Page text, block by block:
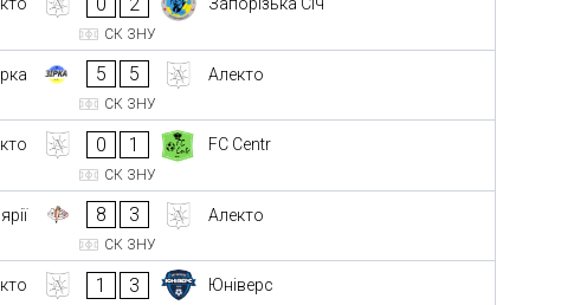
СК ЗНУ
5 5 Алекто
СК ЗНУ
0 1 FC Centr
СК ЗНУ
8 3 Алекто
СК ЗНУ
1 3 Юніверс